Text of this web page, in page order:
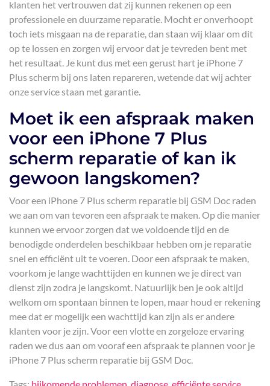
klanten het vertrouwen dat zij kunnen rekenen op een
professionele en duurzame reparatie. Mocht er onverhoopt
toch iets misgaan na de reparatie, dan staan wij klaar om dit
op te lossen en zorgen wij ervoor dat je tevreden bent met
het resultaat. Je kunt dus met een gerust hart je iPhone 7
Plus scherm bij ons laten repareren, wetende dat wij achter
onze service staan met garantie.
Moet ik een afspraak maken
voor een iPhone 7 Plus
scherm reparatie of kan ik
gewoon langskomen?
Voor een iPhone 7 Plus scherm reparatie bij GSM Doc raden
we aan om van tevoren een afspraak te maken. Op die manier
kunnen we ervoor zorgen dat we voldoende tijd en de
benodigde onderdelen beschikbaar hebben om je reparatie
snel en efficiënt uit te voeren. Door een afspraak te maken,
voorkom je lange wachttijden en kunnen we je direct van
dienst zijn zodra je langskomt. Natuurlijk ben je ook altijd
welkom om spontaan binnen te lopen, maar houd er rekening
mee dat er mogelijk een wachttijd kan zijn als er andere
klanten voor je zijn. Voor een vlotte en zorgeloze ervaring
raden we dus aan om vooraf een afspraak te plannen voor je
iPhone 7 Plus scherm reparatie bij GSM Doc.